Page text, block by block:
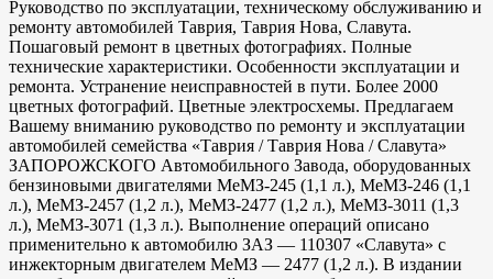
Руководство по эксплуатации, техническому обслуживанию и
ремонту автомобилей Таврия, Таврия Нова, Славута.
Пошаговый ремонт в цветных фотографиях. Полные
технические характеристики. Особенности эксплуатации и
ремонта. Устранение неисправностей в пути. Более 2000
цветных фотографий. Цветные электросхемы. Предлагаем
Вашему вниманию руководство по ремонту и эксплуатации
автомобилей семейства «Таврия / Таврия Нова / Славута»
ЗАПОРОЖСКОГО Автомобильного Завода, оборудованных
бензиновыми двигателями МеМЗ-245 (1,1 л.), МеМЗ-246 (1,1
л.), МеМЗ-2457 (1,2 л.), МеМЗ-2477 (1,2 л.), МеМЗ-3011 (1,3
л.), МеМЗ-3071 (1,3 л.). Выполнение операций описано
применительно к автомобилю ЗАЗ — 110307 «Славута» с
инжекторным двигателем МеМЗ — 2477 (1,2 л.). В издании